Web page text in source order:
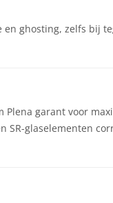
ghosting, zelfs bij
Plena garant voor
SR-glaselementen